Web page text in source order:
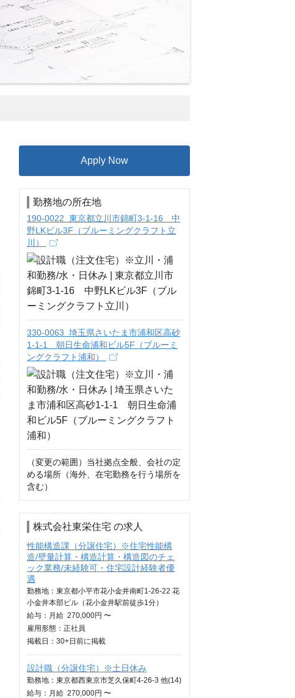
Apply Now
勤務地の所在地
190-0022 東京都立川市錦町3-1-16 中
野LKビル3F（ブルーミングクラフト立
川）
330-0063 埼玉県さいたま市浦和区高砂
1-1-1 朝日生命浦和ビル5F（ブルーミ
ングクラフト浦和）
（変更の範囲）当社拠点全般、会社の定
める場所（海外、在宅勤務を行う場所を
含む）
株式会社東栄住宅 の求人
性能構造課（分譲住宅）※住宅性能構
造/壁量計算・構造計算・構造図のチェ
ック業務/未経験可・住宅設計経験者優
遇
勤務地：東京都小平市花小金井南町1-26-22 花
小金井本部ビル（花小金井駅前徒歩1分）
給与： 月給 270,000円 〜
雇用形態：正社員
掲載日： 30+日 前に掲載
設計職（分譲住宅）※土日休み
勤務地：東京都西東京市芝久保町4-26-3 他(14)
給与： 月給 270,000円 〜